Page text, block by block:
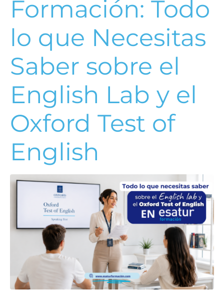
Formación: Todo
lo que Necesitas
Saber sobre el
English Lab y el
Oxford Test of
English